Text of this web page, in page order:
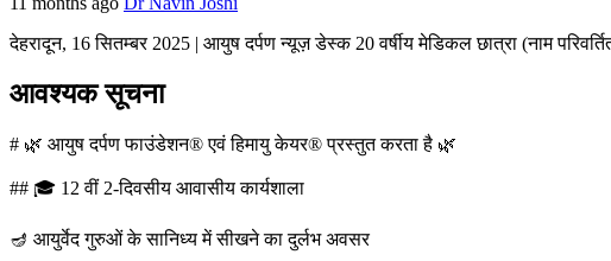
देहरादून, 16 सितम्बर 2025 | आयुष दर्पण न्यूज़ डेस्क 20 वर्षीय मेडिकल छात्रा (नाम
आवश्यक सूचना
# 🌿 आयुष दर्पण फाउंडेशन® एवं हिमायु केयर® प्रस्तुत करता है 🌿
## 🎓 12 वीं 2-दिवसीय आवासीय कार्यशाला
🪔 आयुर्वेद गुरुओं के सानिध्य में सीखने का दुर्लभ अवसर